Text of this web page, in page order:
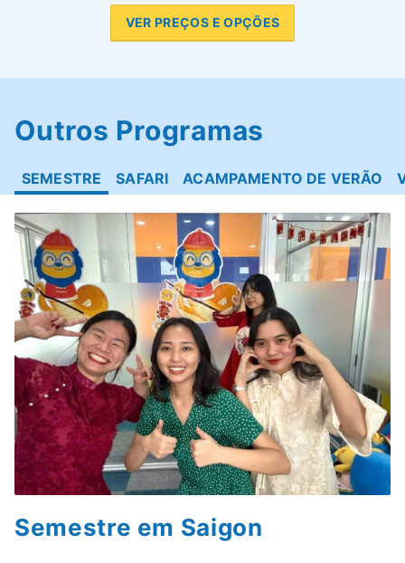
VER PREÇOS E OPÇÕES
Outros Programas
SEMESTRE SAFARI ACAMPAMENTO DE VERÃO
Semestre em Saigon